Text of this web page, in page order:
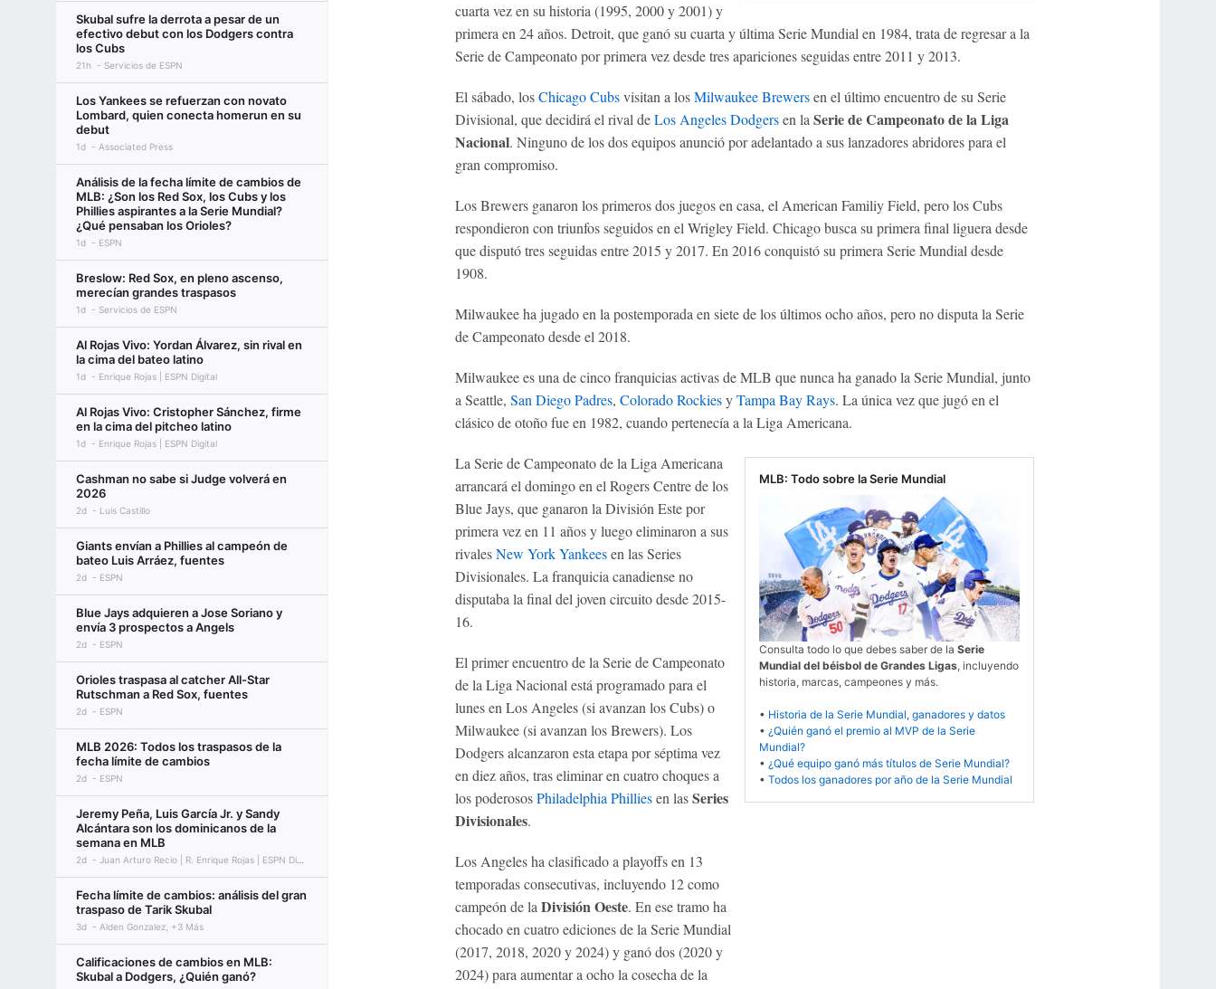
Skubal sufre la derrota a pesar de un
efectivo debut con los Dodgers contra
los Cubs
21h Servicios de ESPN
Los Yankees se refuerzan con novato
Lombard, quien conecta homerun en su
debut
1d Associated Press
Análisis de la fecha límite de cambios de
MLB: ¿Son los Red Sox, los Cubs y los
Phillies aspirantes a la Serie Mundial?
¿Qué pensaban los Orioles?
1d ESPN
Breslow: Red Sox, en pleno ascenso,
merecían grandes traspasos
1d Servicios de ESPN
Al Rojas Vivo: Yordan Álvarez, sin rival en
la cima del bateo latino
1d Enrique Rojas | ESPN Digital
Al Rojas Vivo: Cristopher Sánchez, firme
en la cima del pitcheo latino
1d Enrique Rojas | ESPN Digital
Cashman no sabe si Judge volverá en
2026
2d Luis Castillo
Giants envían a Phillies al campeón de
bateo Luis Arráez, fuentes
2d ESPN
Blue Jays adquieren a Jose Soriano y
envía 3 prospectos a Angels
2d ESPN
Orioles traspasa al catcher All-Star
Rutschman a Red Sox, fuentes
2d ESPN
MLB 2026: Todos los traspasos de la
fecha límite de cambios
2d ESPN
Jeremy Peña, Luis García Jr. y Sandy
Alcántara son los dominicanos de la
semana en MLB
2d Juan Arturo Recio | R. Enrique Rojas | ESPN Digital
Fecha límite de cambios: análisis del gran
traspaso de Tarik Skubal
3d Alden Gonzalez, +3 Más
Calificaciones de cambios en MLB:
Skubal a Dodgers, ¿Quién ganó?
cuarta vez en su historia (1995, 2000 y 2001) y
primera en 24 años. Detroit, que ganó su cuarta y última Serie Mundial en 1984, trata de regresar a la
Serie de Campeonato por primera vez desde tres apariciones seguidas entre 2011 y 2013.
El sábado, losChicago Cubsvisitan a losMilwaukee Brewersen el último encuentro de su Serie
Divisional, que decidirá el rival deLos Angeles Dodgersen la Serie de Campeonato de la Liga
Nacional. Ninguno de los dos equipos anunció por adelantado a sus lanzadores abridores para el
gran compromiso.
Los Brewers ganaron los primeros dos juegos en casa, el American Familiy Field, pero los Cubs
respondieron con triunfos seguidos en el Wrigley Field. Chicago busca su primera final liguera desde
que disputó tres seguidas entre 2015 y 2017. En 2016 conquistó su primera Serie Mundial desde
1908.
Milwaukee ha jugado en la postemporada en siete de los últimos ocho años, pero no disputa la Serie
de Campeonato desde el 2018.
Milwaukee es una de cinco franquicias activas de MLB que nunca ha ganado la Serie Mundial, junto
a Seattle, San Diego Padres, Colorado RockiesyTampa Bay Rays. La única vez que jugó en el
clásico de otoño fue en 1982, cuando pertenecía a la Liga Americana.
MLB: Todo sobre la Serie Mundial
Consulta todo lo que debes saber de la Serie
Mundial del béisbol de Grandes Ligas, incluyendo
historia, marcas, campeones y más.
• Historia de la Serie Mundial, ganadores y datos
• ¿Quién ganó el premio al MVP de la Serie
Mundial?
• ¿Qué equipo ganó más títulos de Serie Mundial?
• Todos los ganadores por año de la Serie Mundial
La Serie de Campeonato de la Liga Americana
arrancará el domingo en el Rogers Centre de los
Blue Jays, que ganaron la División Este por
primera vez en 11 años y luego eliminaron a sus
rivalesNew York Yankeesen las Series
Divisionales. La franquicia canadiense no
disputaba la final del joven circuito desde 2015-
16.
El primer encuentro de la Serie de Campeonato
de la Liga Nacional está programado para el
lunes en Los Angeles (si avanzan los Cubs) o
Milwaukee (si avanzan los Brewers). Los
Dodgers alcanzaron esta etapa por séptima vez
en diez años, tras eliminar en cuatro choques a
los poderososPhiladelphia Philliesen lasSeries
Divisionales.
Los Angeles ha clasificado a playoffs en 13
temporadas consecutivas, incluyendo 12 como
campeón de la División Oeste. En ese tramo ha
chocado en cuatro ediciones de la Serie Mundial
(2017, 2018, 2020 y 2024) y ganó dos (2020 y
2024) para aumentar a ocho la cosecha de la